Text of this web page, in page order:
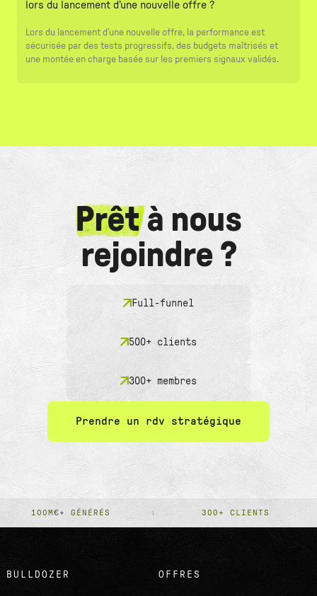
lors du lancement d’une nouvelle offre ?
Lors du lancement d’une nouvelle offre, la performance est
sécurisée par des tests progressifs, des budgets maîtrisés et
une montée en charge basée sur les premiers signaux validés.
Prêtà nous
rejoindre ?
Full-funnel
500+ clients
300+ membres
Prendre un rdv stratégique
100M€+ GÉNÉRÉS 300+ CLIENTS
BULLDOZER OFFRES